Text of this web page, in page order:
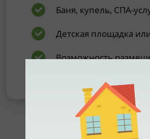
Баня, купель, СПА-
Детская площадка
Возможность
Что